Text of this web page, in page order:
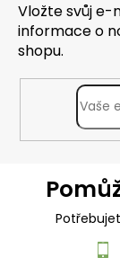
Vložte svůj e-
informace o
shopu.